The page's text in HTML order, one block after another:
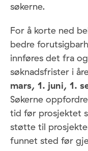
søkerne.
For å korte ned
bedre
innføres det fra
søknadsfrister i
mars, 1. juni, 1.
Søkerne
tid før prosjektet
støtte til
funnet sted før